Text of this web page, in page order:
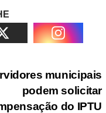
municipais
podem solicitar
do IPTU